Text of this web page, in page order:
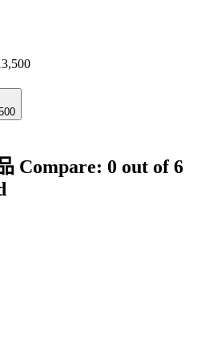
Compare: 0 out of 6